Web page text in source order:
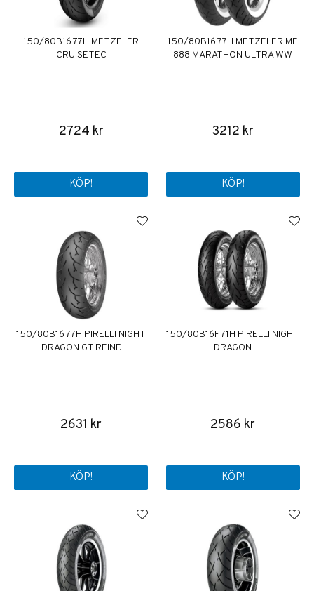
150/80B16 77H METZELER
CRUISETEC
2724 kr
KÖP!
150/80B16 77H METZELER ME
888 MARATHON ULTRA WW
3212 kr
KÖP!
150/80B16 77H PIRELLI NIGHT
DRAGON GT REINF.
2631 kr
KÖP!
150/80B16F 71H PIRELLI NIGHT
DRAGON
2586 kr
KÖP!